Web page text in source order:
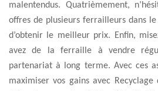
malentendus. Quatrièmement,
offres de plusieurs ferrailleurs dans
d’obtenir le meilleur prix. Enfin,
avez de la ferraille à vendre
partenariat à long terme. Avec ces
maximiser vos gains avec